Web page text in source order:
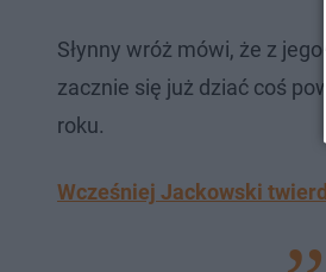
Słynny wróż mówi, że z
zacznie się już dziać coś
roku.
Wcześniej Jackowski